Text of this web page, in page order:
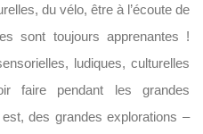
du vélo, être à l’écoute de
sont toujours apprenantes !
ludiques, culturelles
faire pendant les grandes
des grandes explorations –